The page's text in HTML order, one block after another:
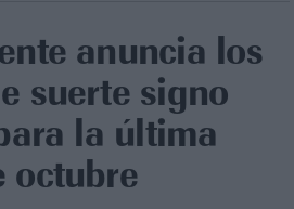
anuncia los
suerte signo
la última
octubre